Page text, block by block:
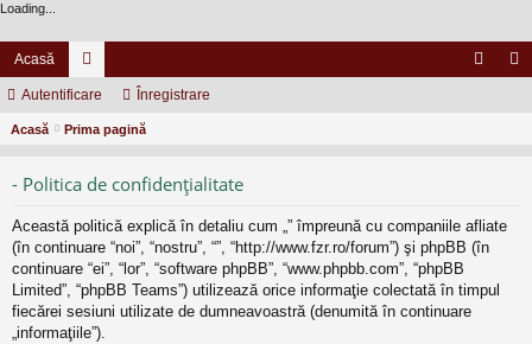
Loading...
Acasă
or
u
re
Autentificare Înregistrare
Acasă Prima pagină
- Politica de confidenţialitate
Această politică explică în detaliu cum „” împreună cu companiile afliate
(în continuare “noi”, “nostru”, “”, “http://www.fzr.ro/forum”) şi phpBB (în
continuare “ei”, “lor”, “software phpBB”, “www.phpbb.com”, “phpBB
Limited”, “phpBB Teams”) utilizează orice informaţie colectată în timpul
fiecărei sesiuni utilizate de dumneavoastră (denumită în continuare
„informaţiile”).